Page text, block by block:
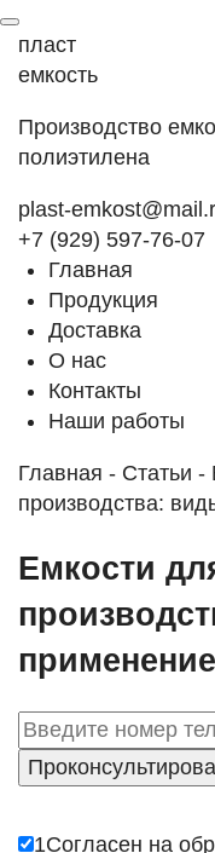
пласт
емкость
Производство
полиэтилена
plast-
+7 (929) 597-76-07
Главная
Продукция
Доставка
О нас
Контакты
Наши работы
Главная - Статьи -
производства:
Емкости
применение
1Согласен на